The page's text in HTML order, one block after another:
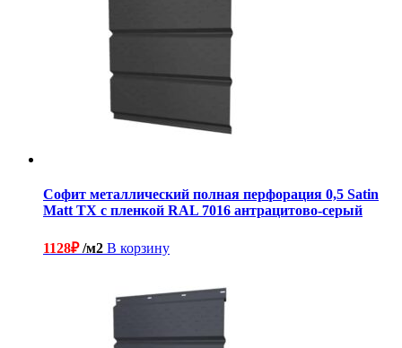
Софит металлический полная перфорация 0,5 Satin
Matt TX с пленкой RAL 7016 антрацитово-серый
1128₽/м2 В корзину